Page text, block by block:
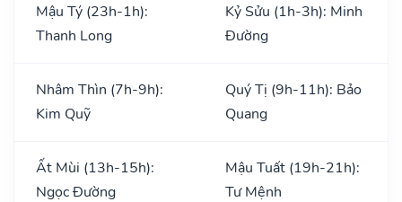
Mậu Tý (23h-1h):
Thanh Long
Kỷ Sửu (1h-3h): Minh
Đường
Nhâm Thìn (7h-9h):
Kim Quỹ
Quý Tị (9h-11h): Bảo
Quang
Ất Mùi (13h-15h):
Ngọc Đường
Mậu Tuất (19h-21h):
Tư Mệnh